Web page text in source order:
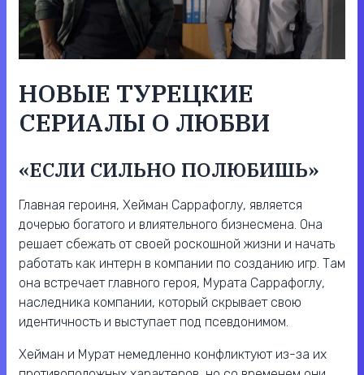
НОВЫЕ ТУРЕЦКИЕ
СЕРИАЛЫ О ЛЮБВИ
«ЕСЛИ СИЛЬНО ПОЛЮБИШЬ»
Главная героиня, Хейман Саррафоглу, является
дочерью богатого и влиятельного бизнесмена. Она
решает сбежать от своей роскошной жизни и начать
работать как интерн в компании по созданию игр. Там
она встречает главного героя, Мурата Саррафоглу,
наследника компании, который скрывает свою
идентичность и выступает под псевдонимом.
Хейман и Мурат немедленно конфликтуют из-за их